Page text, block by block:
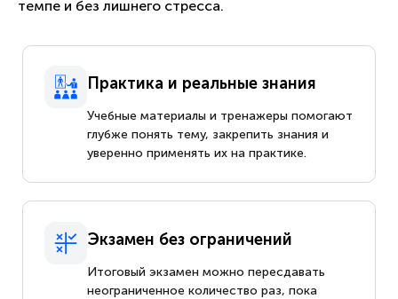
темпе и без лишнего стресса.
Практика и реальные знания
Учебные материалы и тренажеры помогают
глубже понять тему, закрепить знания и
уверенно применять их на практике.
Экзамен без ограничений
Итоговый экзамен можно пересдавать
неограниченное количество раз, пока